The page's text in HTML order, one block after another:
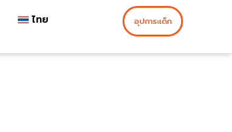
ไทย อุปการะเด็ก